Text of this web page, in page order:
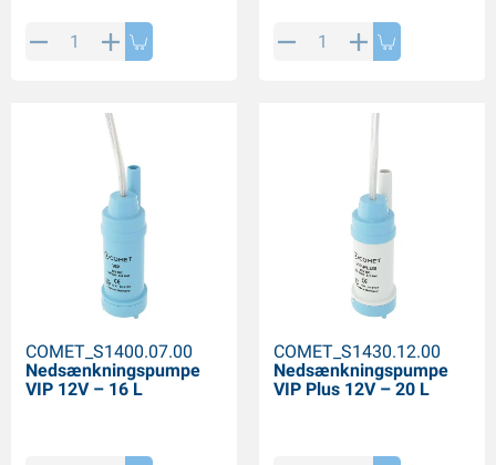
COMET_S1400.07.00
Nedsænkningspumpe
VIP 12V – 16 L
COMET_S1430.12.00
Nedsænkningspumpe
VIP Plus 12V – 20 L